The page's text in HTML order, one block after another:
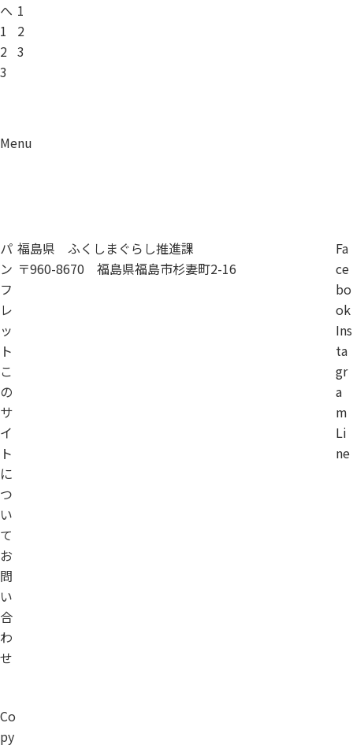
へ
1
2
3
1
2
3
Menu
パ
ン
フ
レ
ッ
ト
こ
の
サ
イ
ト
に
つ
い
て
お
問
い
合
わ
せ
福島県 ふくしまぐらし推進課
〒960-8670 福島県福島市杉妻町2-16
Fa
ce
bo
ok
Ins
ta
gr
a
m
Li
ne
Co
py